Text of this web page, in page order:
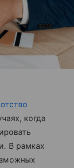
когда
В рамках